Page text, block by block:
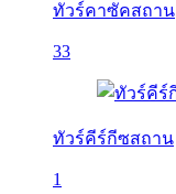
ทัวร์คาซัคสถาน
33
ทัวร์คีร์กีซสถาน
1